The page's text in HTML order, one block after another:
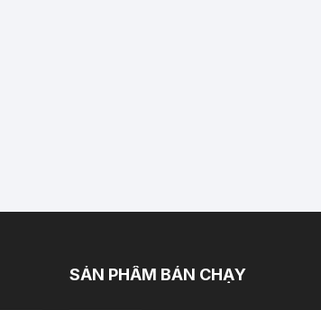
SẢN PHẨM BÁN CHẠY